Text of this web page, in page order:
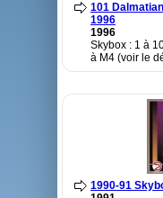
101
1996
1996
Skybox : 1 à
à M4 (voir le
1990-91